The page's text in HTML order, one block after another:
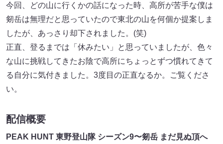
今回、どの山に行くかの話になった時、高所が苦手な僕は
剱岳は無理だと思っていたので東北の山を何個か提案しま
したが、あっさり却下されました。(笑)
正直、登るまでは「休みたい」と思っていましたが、色々
な山に挑戦してきたお陰で高所にちょっとずつ慣れてきて
る自分に気付きました。3度目の正直なるか。ご覧くださ
い。
配信概要
PEAK HUNT 東野登山隊 シーズン9〜剱岳 まだ見ぬ頂へ